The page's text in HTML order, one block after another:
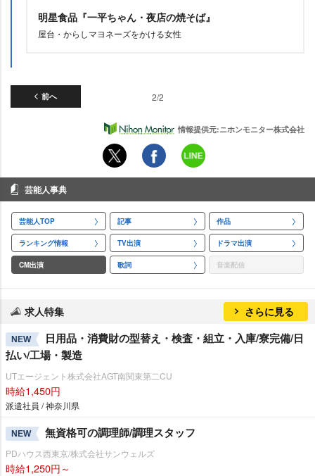
明星食品『一平ちゃん・夜店の焼そば』
屋台・からしマヨネーズをかける女性
前へ 2/2
情報提供元:ニホンモニター株式会社
芸能人事典
芸能人TOP 記事 作品
ランキング情報 TV出演 ドラマ出演
CM出演 歌詞 音楽配信
求人特集 さらに見る
NEW
日用品・消費財の型替え・検査・組立・入庫/寮完備/日
払い/工場・製造
UTエージェント株式会社AGT南関東第二CU
時給1,450円
派遣社員 / 神奈川県
NEW 無資格可の調理師/調理スタッフ
PDハウス西東京/株式会社サンウェルズ
時給1,250円～